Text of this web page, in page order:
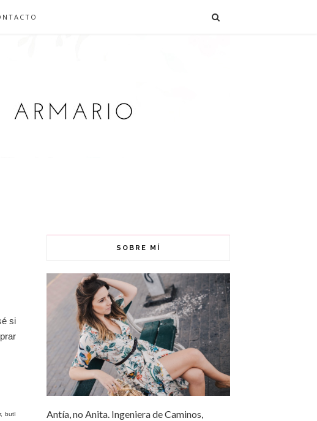
si
butI
SOBRE MÍ
Antía, no Anita. Ingeniera de Caminos,